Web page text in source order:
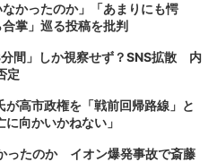
かったのか」「あまりにも愕
掌」巡る投稿を批判
間」しか視察せず？SNS拡散 内
定
が高市政権を「戦前回帰路線」と
向かいかねない」
ったのか イオン爆発事故で斎藤